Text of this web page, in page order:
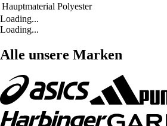
Hauptmaterial Polyester
Loading...
Loading...
Alle unsere Marken